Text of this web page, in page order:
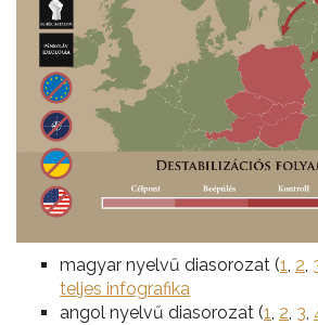
magyar nyelvű diasorozat (1, 2,
teljes infografika
angol nyelvű diasorozat (1, 2, 3,